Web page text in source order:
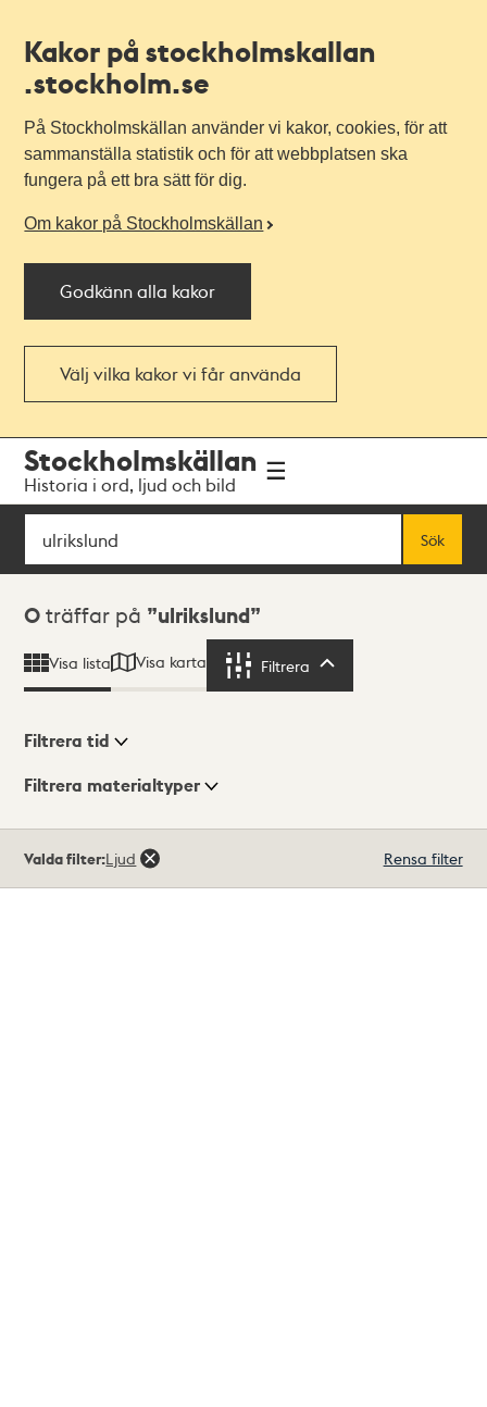
Kakor på stockholmskallan
.stockholm.se
På Stockholmskällan använder vi kakor, cookies, för att
sammanställa statistik och för att webbplatsen ska
fungera på ett bra sätt för dig.
Om kakor på Stockholmskällan
Godkänn alla kakor
Välj vilka kakor vi får använda
navigationen
huvudinnehållet
Stockholmskällan
Historia i ord, ljud och bild
Sök
Sök
Sökresultat
0 träffar på ulrikslund
Visa lista Visa karta Filtrera
Visningsläge
Filtrera tid
Filtrera materialtyper
träffar
Valda filter:Ljud Rensa filter